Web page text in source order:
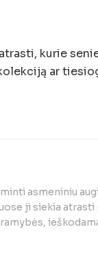
kurie
ar
asmeniniu
ji siekia